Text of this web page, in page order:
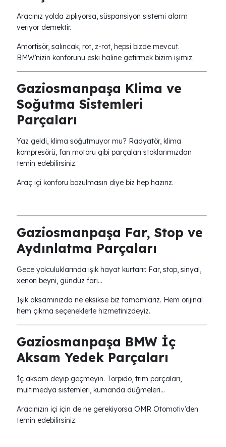
Aracınız yolda zıplıyorsa, süspansiyon sistemi alarm
veriyor demektir.
Amortisör, salıncak, rot, z-rot, hepsi bizde mevcut.
BMW’nizin konforunu eski haline getirmek bizim işimiz.
Gaziosmanpaşa Klima ve
Soğutma Sistemleri
Parçaları
Yaz geldi, klima soğutmuyor mu? Radyatör, klima
kompresörü, fan motoru gibi parçaları stoklarımızdan
temin edebilirsiniz.
Araç içi konforu bozulmasın diye biz hep hazırız.
Gaziosmanpaşa Far, Stop ve
Aydınlatma Parçaları
Gece yolculuklarında ışık hayat kurtarır. Far, stop, sinyal,
xenon beyni, gündüz farı…
Işık aksamınızda ne eksikse biz tamamlarız. Hem orijinal
hem çıkma seçeneklerle hizmetinizdeyiz.
Gaziosmanpaşa BMW İç
Aksam Yedek Parçaları
İç aksam deyip geçmeyin. Torpido, trim parçaları,
multimedya sistemleri, kumanda düğmeleri…
Aracınızın içi için de ne gerekiyorsa OMR Otomotiv’den
temin edebilirsiniz.